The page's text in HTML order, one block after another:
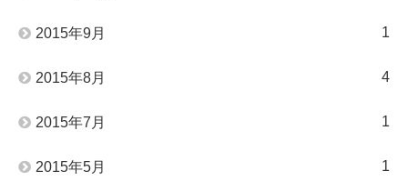
2015年9月 1
2015年8月 4
2015年7月 1
2015年5月 1